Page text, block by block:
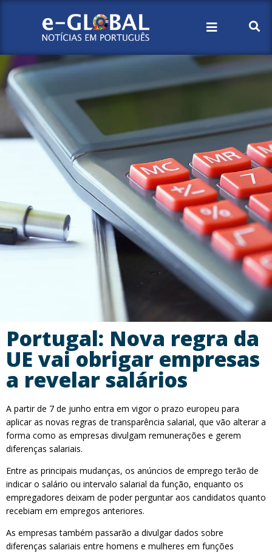
Portugal: Nova regra da
UE vai obrigar empresas
a revelar salários
A partir de 7 de junho entra em vigor o prazo europeu para
aplicar as novas regras de transparência salarial, que vão alterar a
forma como as empresas divulgam remunerações e gerem
diferenças salariais.
Entre as principais mudanças, os anúncios de emprego terão de
indicar o salário ou intervalo salarial da função, enquanto os
empregadores deixam de poder perguntar aos candidatos quanto
recebiam em empregos anteriores.
As empresas também passarão a divulgar dados sobre
diferenças salariais entre homens e mulheres em funções